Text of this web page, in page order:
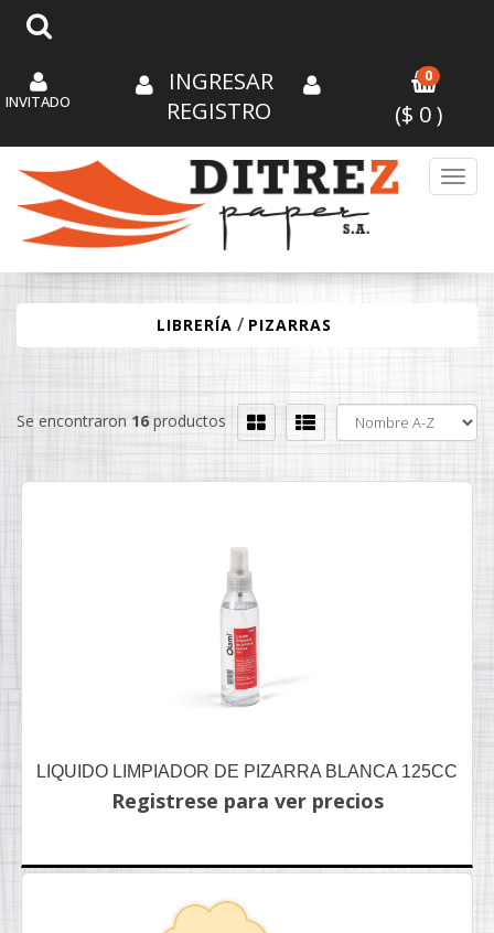
INVITADO
INGRESAR
REGISTRO
0
($ 0)
LIBRERÍA / PIZARRAS
Se encontraron 16 productos
LIQUIDO LIMPIADOR DE PIZARRA BLANCA 125CC
Registrese para ver precios